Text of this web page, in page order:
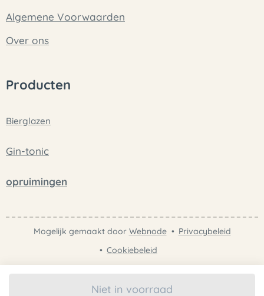
Niet in voorraad
Algemene Voorwaarden
Over ons
Producten
Bierglazen
Gin-tonic
opruimingen
Mogelijk gemaakt door Webnode
Privacybeleid
Cookiebeleid